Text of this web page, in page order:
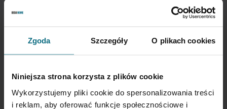
Zgoda Szczegóły O plikach cookies
Niniejsza strona korzysta z plików cookie
Wykorzystujemy pliki cookie do spersonalizowania treści
i reklam, aby oferować funkcje społecznościowe i
dotyczące oferty Desa Home - zapisz się do naszego